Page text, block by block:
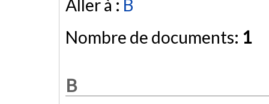
Aller à : B
Nombre de documents: 1
B